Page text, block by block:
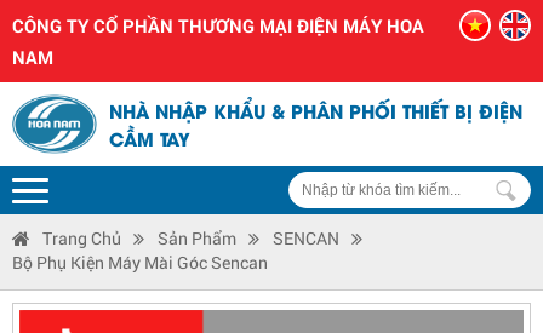
CÔNG TY CỔ PHẦN THƯƠNG MẠI ĐIỆN MÁY HOA
NAM
NHÀ NHẬP KHẨU & PHÂN PHỐI THIẾT BỊ ĐIỆN
CẦM TAY
Trang Chủ Sản Phẩm
SENCAN
Bộ Phụ Kiện Máy Mài Góc Sencan